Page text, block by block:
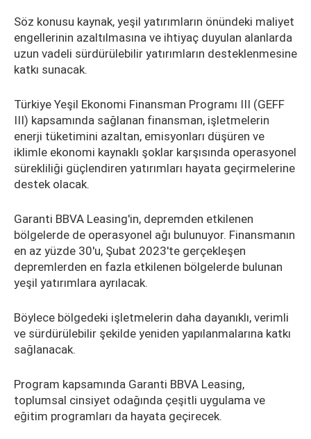
Söz konusu kaynak, yeşil yatırımların önündeki maliyet
engellerinin azaltılmasına ve ihtiyaç duyulan alanlarda
uzun vadeli sürdürülebilir yatırımların desteklenmesine
katkı sunacak.
Türkiye Yeşil Ekonomi Finansman Programı III (GEFF
III) kapsamında sağlanan finansman, işletmelerin
enerji tüketimini azaltan, emisyonları düşüren ve
iklimle ekonomi kaynaklı şoklar karşısında operasyonel
sürekliliği güçlendiren yatırımları hayata geçirmelerine
destek olacak.
Garanti BBVA Leasing'in, depremden etkilenen
bölgelerde de operasyonel ağı bulunuyor. Finansmanın
en az yüzde 30'u, Şubat 2023'te gerçekleşen
depremlerden en fazla etkilenen bölgelerde bulunan
yeşil yatırımlara ayrılacak.
Böylece bölgedeki işletmelerin daha dayanıklı, verimli
ve sürdürülebilir şekilde yeniden yapılanmalarına katkı
sağlanacak.
Program kapsamında Garanti BBVA Leasing,
toplumsal cinsiyet odağında çeşitli uygulama ve
eğitim programları da hayata geçirecek.